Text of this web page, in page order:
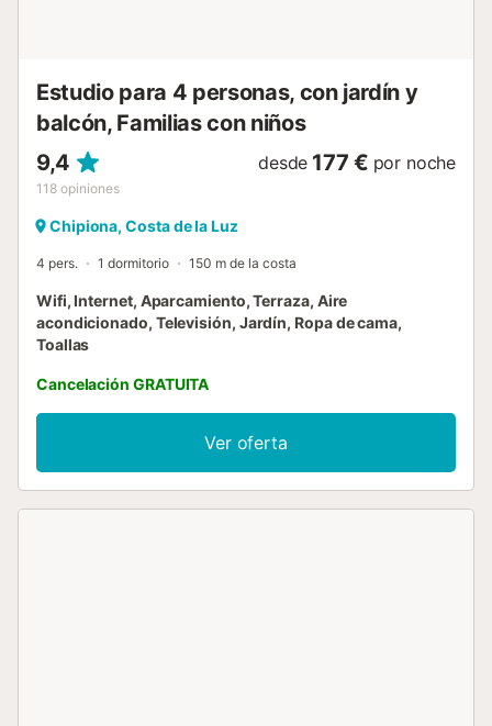
Estudio para 4 personas, con jardín y
balcón, Familias con niños
9,4
118 opiniones
desde 177 € por noche
Chipiona, Costa de la Luz
4 pers. 1 dormitorio 150 m de la costa
Wifi, Internet, Aparcamiento, Terraza, Aire
acondicionado, Televisión, Jardín, Ropa de cama,
Toallas
Cancelación GRATUITA
Ver oferta